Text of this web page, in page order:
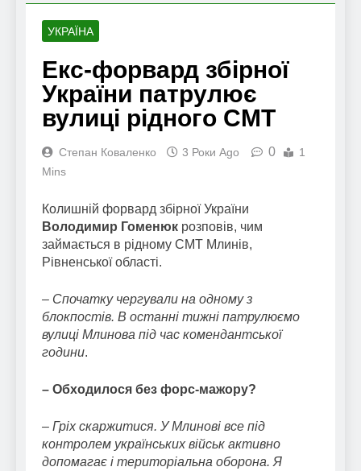
УКРАЇНА
Екс-форвард збірної
України патрулює
вулиці рідного СМТ
Степан Коваленко 3 Роки Ago 0
1
Mins
Колишній форвард збірної України
Володимир Гоменюк розповів, чим
займається в рідному СМТ Млинів,
Рівненської області.
– Спочатку чергували на одному з
блокпостів. В останні тижні патрулюємо
вулиці Млинова під час комендантської
години.
– Обходилося без форс-мажору?
– Гріх скаржитися. У Млинові все під
контролем українських військ активно
допомагає і територіальна оборона. Я